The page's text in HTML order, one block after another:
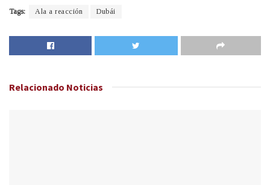
Tags: Ala a reacción Dubái
Relacionado Noticias